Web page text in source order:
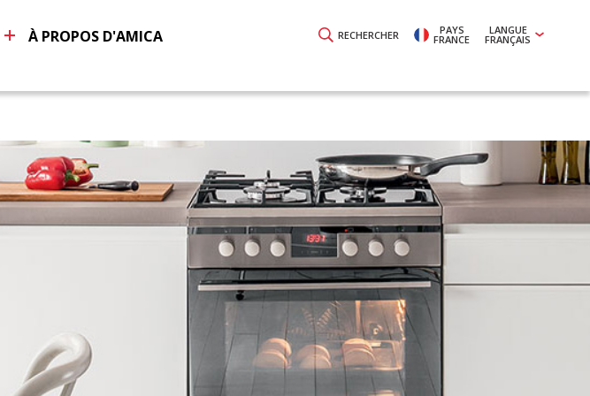
RECHERCHER PAYS
FRANCE
LANGUE
FRANÇAIS
À PROPOS D'AMICA